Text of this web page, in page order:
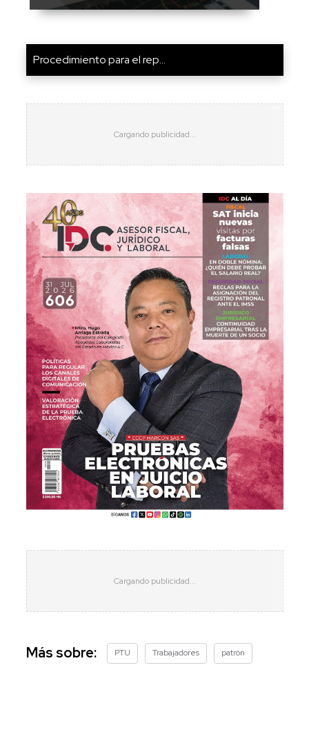
Procedimiento para el rep...
Más sobre: PTU Trabajadores patrón